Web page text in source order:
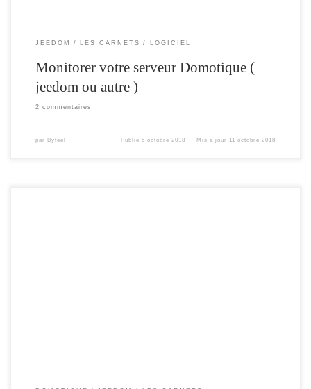
JEEDOM LES CARNETS LOGICIEL
Monitorer votre serveur Domotique (
jeedom ou autre )
2 commentaires
par Byfeel Publié5 octobre 2018 Mis à jour 11 octobre 2018